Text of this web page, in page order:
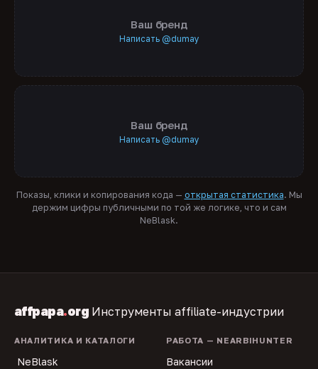
Ваш бренд
Написать @dumay
Ваш бренд
Написать @dumay
Показы, клики и копирования кода — открытая статистика. Мы
держим цифры публичными по той же логике, что и сам
NeBlask.
affpapa.org Инструменты affiliate-индустрии
АНАЛИТИКА И КАТАЛОГИ
NeBlask
РАБОТА — NEARBIHUNTER
Вакансии